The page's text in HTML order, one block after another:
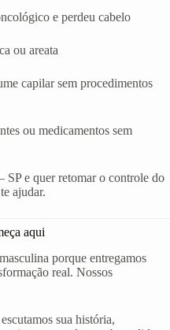
e perdeu cabelo
ou areata
capilar sem procedimentos
ou medicamentos sem
SP e quer retomar o controle do
ajudar.
aqui
porque entregamos
real. Nossos
sua história,